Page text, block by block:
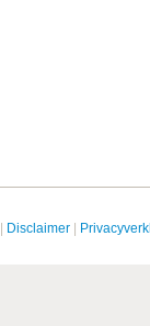
Disclaimer